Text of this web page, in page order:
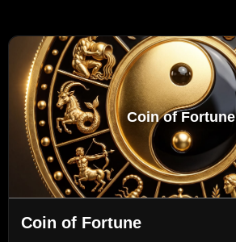
Coin of Fortune
Coin of Fortune